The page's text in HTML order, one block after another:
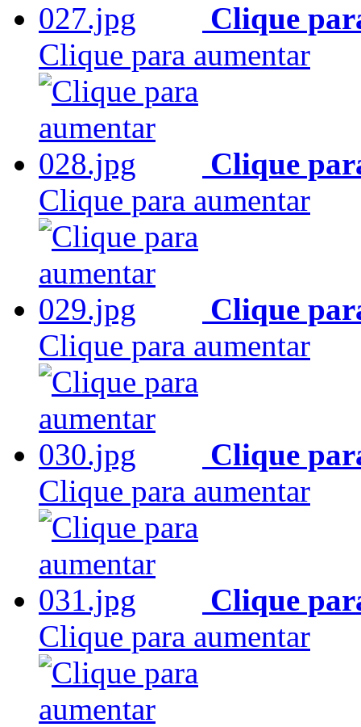
Clique
Clique para aumentar
Clique
Clique para aumentar
Clique
Clique para aumentar
Clique
Clique para aumentar
Clique
Clique para aumentar